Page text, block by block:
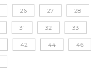
26 27 28
31 32 33
42 44 46